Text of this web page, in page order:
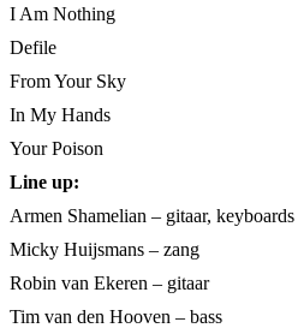
I Am Nothing
Defile
From Your Sky
In My Hands
Your Poison
Line up:
Armen Shamelian – gitaar, keyboards
Micky Huijsmans – zang
Robin van Ekeren – gitaar
Tim van den Hooven – bass